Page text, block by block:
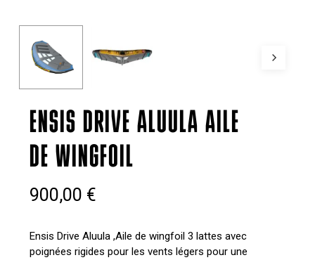
ENSIS DRIVE ALUULA AILE
DE WINGFOIL
900,00 €
Ensis Drive Aluula ,Aile de wingfoil 3 lattes avec
poignées rigides pour les vents légers pour une